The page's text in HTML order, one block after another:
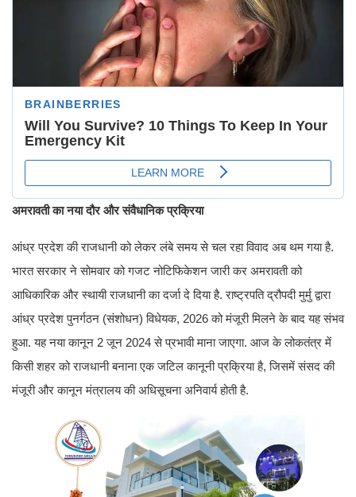
अमरावती का नया दौर और संवैधानिक प्रक्रिया
आंध्र प्रदेश की राजधानी को लेकर लंबे समय से चल रहा विवाद अब थम गया है.
भारत सरकार ने सोमवार को गजट नोटिफिकेशन जारी कर अमरावती को
आधिकारिक और स्थायी राजधानी का दर्जा दे दिया है. राष्ट्रपति द्रौपदी मुर्मु द्वारा
आंध्र प्रदेश पुनर्गठन (संशोधन) विधेयक, 2026 को मंजूरी मिलने के बाद यह संभव
हुआ. यह नया कानून 2 जून 2024 से प्रभावी माना जाएगा. आज के लोकतंत्र में
किसी शहर को राजधानी बनाना एक जटिल कानूनी प्रक्रिया है, जिसमें संसद की
मंजूरी और कानून मंत्रालय की अधिसूचना अनिवार्य होती है.